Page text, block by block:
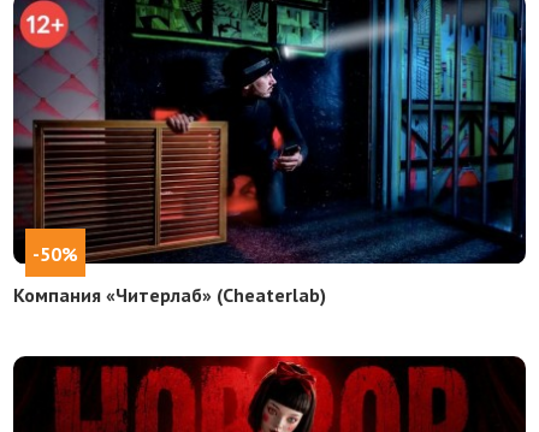
-50%
Компания «Читерлаб» (Cheaterlab)